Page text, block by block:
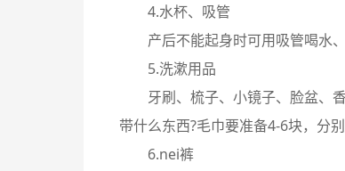
4.水杯、吸管
产后不能起身时可用吸管喝水
5.洗漱用品
牙刷、梳子、小镜子、脸盆、
带什么东西?毛巾要准备4-6块，分
6.nei裤